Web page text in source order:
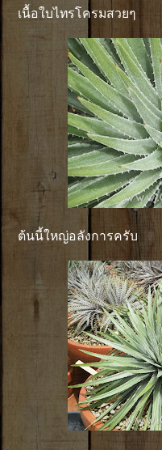
เนื้อใบไทรโครมสวยๆ
ต้นนี้ใหญ่อลังการครับ